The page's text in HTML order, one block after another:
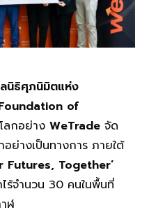
นิธิศุภนิมิตแห่ง
of
ลกอย่าง WeTrade จัด
ย่างเป็นทางการ ภายใต้
Futures, Together’
ไร้จำนวน 30 คนในพื้นที่
ฬ